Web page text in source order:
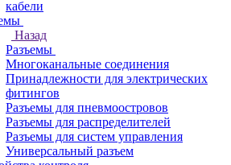
кабели
Назад
Разъемы
Многоканальные соединения
Принадлежности для электрических
фитингов
Разъемы для пневмоостровов
Разъемы для распределителей
Разъемы для систем управления
Универсальный разъем